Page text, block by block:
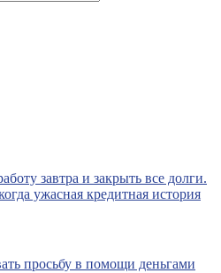
завтра и закрыть все долги.
ужасная кредитная история
просьбу в помощи деньгами